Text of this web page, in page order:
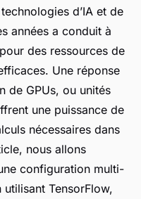
une
GPU pour
de lecture
d’IA et de
années a conduit à
des ressources de
Une réponse
de GPUs, ou unités
une puissance de
nécessaires dans
nous allons
configuration multi-
TensorFlow,